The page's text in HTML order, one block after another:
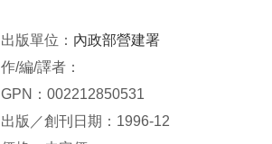
出版單位： 內政部營建署
作/編/譯者：
GPN：002212850531
出版／創刊日期：1996-12